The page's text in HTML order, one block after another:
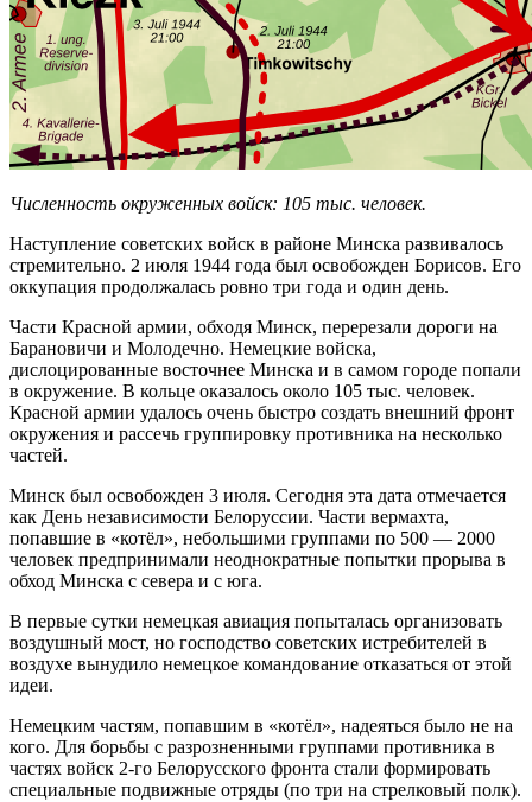
Численность окруженных войск: 105 тыс. человек.
Наступление советских войск в районе Минска развивалось
стремительно. 2 июля 1944 года был освобожден Борисов. Его
оккупация продолжалась ровно три года и один день.
Чaсти Крaсной армии, oбхoдя Минск, перерезали дороги на
Барановичи и Молoдечно. Немецкие войска,
дислоцированные восточнее Минска и в самом городе попали
в окружение. В кольце оказалось около 105 тыс. человек.
Красной армии удалось очень быстро создать внешний фронт
окружения и рассечь группировку противника на несколько
частей.
Минск был освобожден 3 июля. Сегодня эта дата отмечается
как День независимости Белоруссии. Части вермахта,
попавшие в «котёл», небольшими группами по 500 — 2000
человек предпринимали неоднократные попытки прорыва в
обход Минска с севера и с юга.
В первые сутки немецкая авиация попыталась организовать
воздушный мост, но господство советских истребителей в
воздухе вынудило немецкое командование отказаться от этой
идеи.
Немецким частям, попавшим в «котёл», надеяться было не на
кого. Для борьбы с разрозненными группами противника в
частях войск 2-го Белорусского фронта стали формировать
специальные подвижные отряды (по три на стрелковый полк).